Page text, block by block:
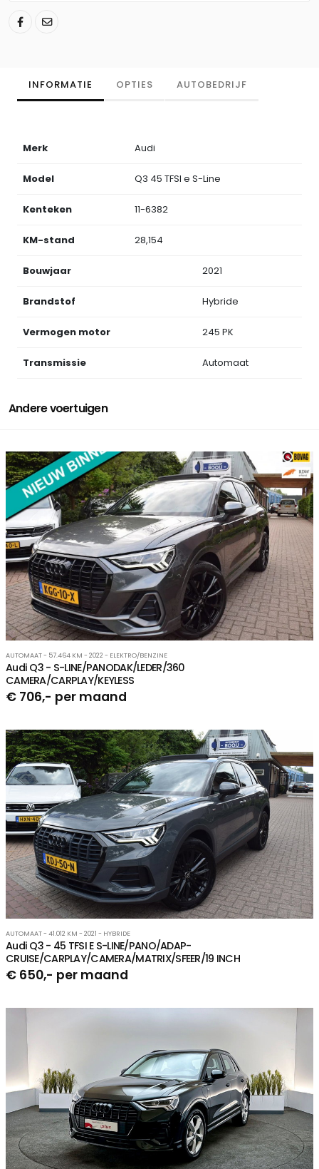
INFORMATIE OPTIES AUTOBEDRIJF
Merk Audi
Model Q3 45 TFSI e S-Line
Kenteken 11-6382
KM-stand 28,154
Bouwjaar 2021
Brandstof Hybride
Vermogen motor 245 PK
Transmissie Automaat
Andere voertuigen
AUTOMAAT - 57.464 KM - 2022 - ELEKTRO/BENZINE
Audi Q3 - S-LINE/PANODAK/LEDER/360
CAMERA/CARPLAY/KEYLESS
€ 706,- per maand
AUTOMAAT - 41.012 KM - 2021 - HYBRIDE
Audi Q3 - 45 TFSI E S-LINE/PANO/ADAP-
CRUISE/CARPLAY/CAMERA/MATRIX/SFEER/19 INCH
€ 650,- per maand